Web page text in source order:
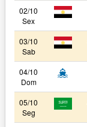
02/10
Sex
03/10
Sab
04/10
Dom
05/10
Seg